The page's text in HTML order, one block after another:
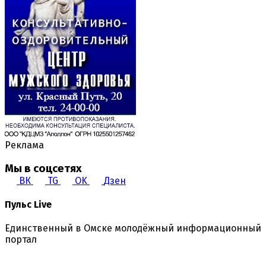
Реклама
Мы в соцсетях
ВК TG OK Дзен
Пульс Live
Единственный в Омске молодёжный информационный
портал